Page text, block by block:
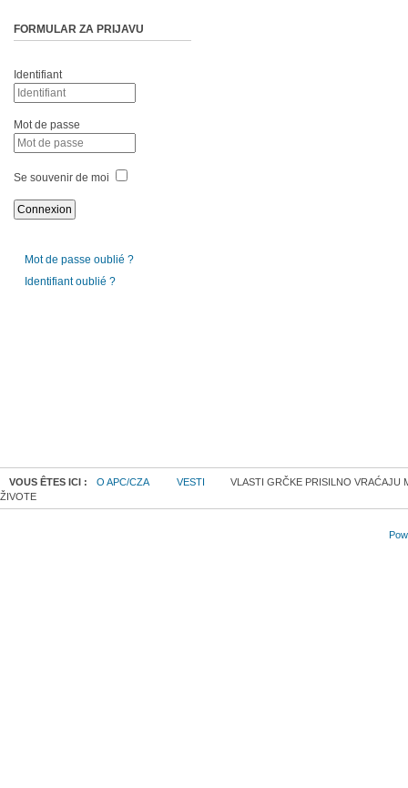
FORMULAR ZA PRIJAVU
Identifiant
Mot de passe
Se souvenir de moi
Mot de passe oublié ?
Identifiant oublié ?
VOUS ÊTES ICI : O APC/CZA VESTI
VLASTI GRČKE PRISILNO VRAĆAJU
ŽIVOTE